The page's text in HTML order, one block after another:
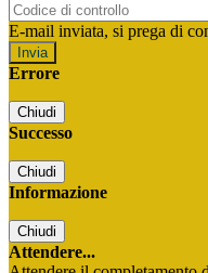
E-mail inviata, si prega di
Errore
Chiudi
Successo
Chiudi
Informazione
Chiudi
Attendere...